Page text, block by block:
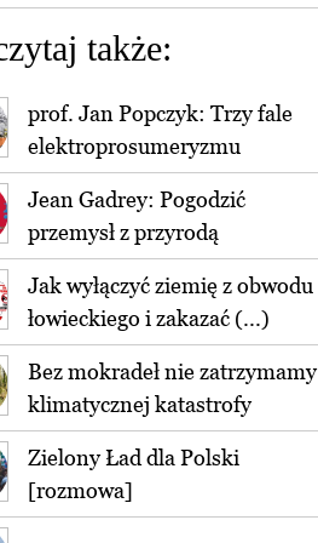
także:
prof. Jan Popczyk: Trzy fale
elektroprosumeryzmu
Jean Gadrey: Pogodzić
przemysł z przyrodą
Jak wyłączyć ziemię z obwodu
łowieckiego i zakazać (...)
Bez mokradeł nie zatrzymamy
klimatycznej katastrofy
Zielony Ład dla Polski
[rozmowa]